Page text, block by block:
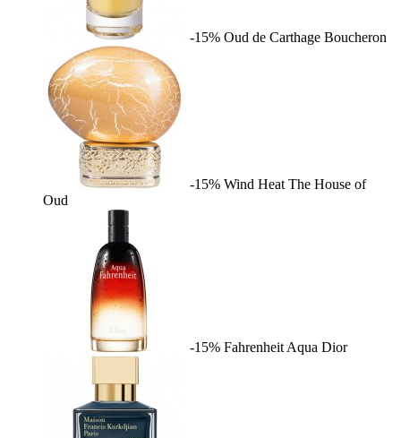
-15% Oud de Carthage Boucheron
-15% Wind Heat The House of
Oud
-15% Fahrenheit Aqua Dior